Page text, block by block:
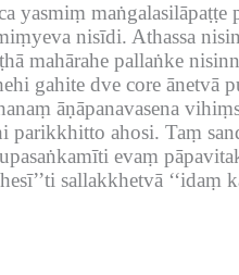
yasmiṃ maṅgalasilāpaṭṭe
nisīdi. Athassa
mahārahe pallaṅke
gahite dve core ānetvā
āṇāpanavasena
parikkhitto ahosi. Taṃ
evaṃ
sallakkhetvā ‘‘idaṃ